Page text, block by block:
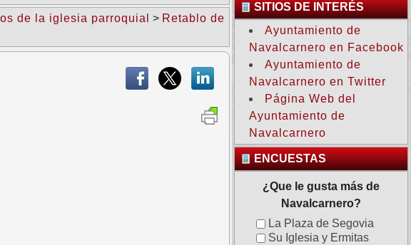
de la iglesia parroquial > Retablo de
SITIOS DE INTERÉS
Ayuntamiento de
Navalcarnero en Facebook
Ayuntamiento de
Navalcarnero en Twitter
Página Web del
Ayuntamiento de
Navalcarnero
ENCUESTAS
¿Que le gusta más de
Navalcarnero?
La Plaza de Segovia
Su Iglesia y Ermitas